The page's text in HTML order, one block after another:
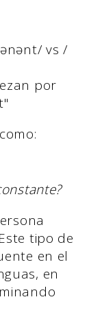
vs /
por
Este tipo de
en el
en